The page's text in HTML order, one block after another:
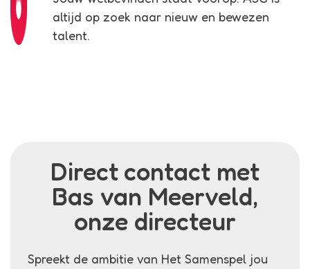
altijd op zoek naar nieuw en bewezen
talent.
Direct contact met
Bas van Meerveld,
onze directeur
Spreekt de ambitie van Het Samenspel jou